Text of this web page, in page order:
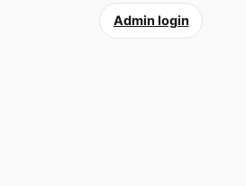
Admin login